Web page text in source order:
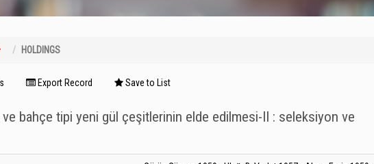
HOLDINGS
Export Record Save to List
bahçe tipi yeni gül çeşitlerinin elde edilmesi-II : seleksiyon ve